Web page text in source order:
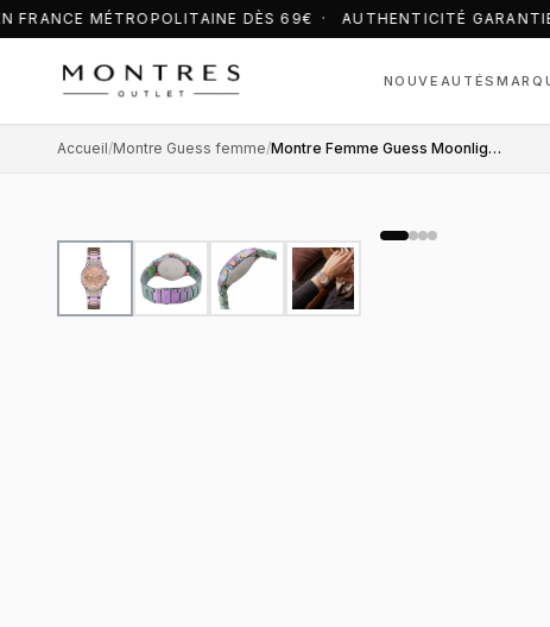
FRANCE MÉTROPOLITAINE DÈS 69€ · AUTHENTICITÉ
NOUVEAUTÉS
Accueil/Montre Guess femme/ Montre Femme Guess Moonlight GW0320L4 bracelet acier arc-en-ciel boitier orné de strass